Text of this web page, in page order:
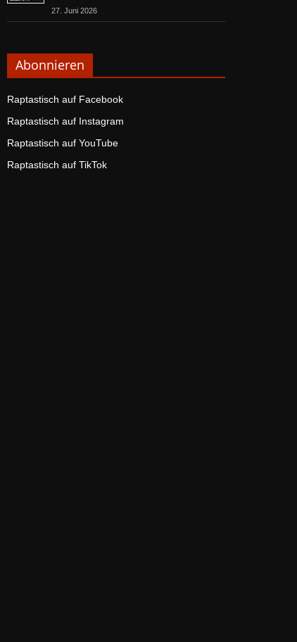
27. Juni 2026
Abonnieren
Raptastisch auf Facebook
Raptastisch auf Instagram
Raptastisch auf YouTube
Raptastisch auf TikTok